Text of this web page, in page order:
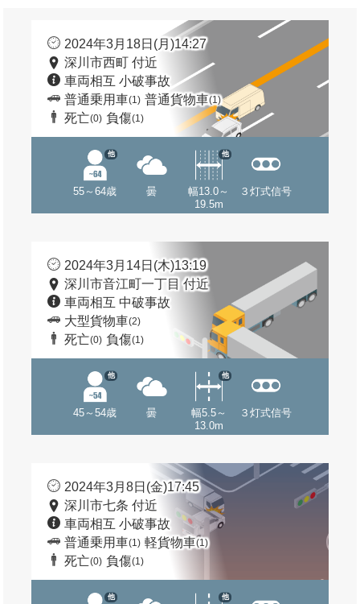
2024年3月18日(月)14:27
深川市西町 付近
車両相互 小破事故
普通乗用車(1) 普通貨物車(1)
死亡(0) 負傷(1)
55～64歳
他
曇
幅13.0～
19.5m
他
３灯式信号
2024年3月14日(木)13:19
深川市音江町一丁目 付近
車両相互 中破事故
大型貨物車(2)
死亡(0) 負傷(1)
45～54歳
他
曇
幅5.5～
13.0m
他
３灯式信号
2024年3月8日(金)17:45
深川市七条 付近
車両相互 小破事故
普通乗用車(1) 軽貨物車(1)
死亡(0) 負傷(1)
他 他